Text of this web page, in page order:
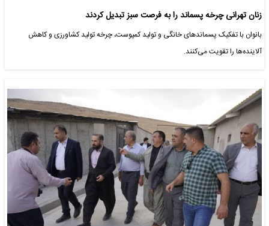
زنان تهرانی چرخه پسماند را به فرصت سبز تبدیل کردند
بانوان با تفکیک پسماندهای خانگی و تولید کمپوست، چرخه تولید کشاورزی و کاهش
آلاینده‌ها را تقویت می‌کنند.